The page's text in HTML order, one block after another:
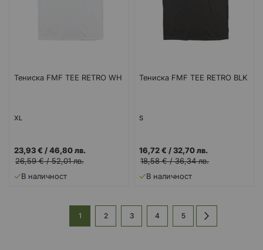
Тениска FMF TEE RETRO WH
XL
23,93 € /46,80 лв.
26,59 €/52,01 лв.
В наличност
Тениска FMF TEE RETRO BLK
S
16,72 € /32,70 лв.
18,58 €/36,34 лв.
В наличност
В1 Страница
2 Страница
3 Страница
4 Страница
5